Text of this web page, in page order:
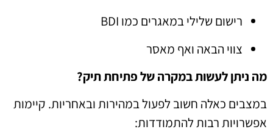
רישום שלילי במאגרים כמו BDI
צווי הבאה ואף מאסר
מה ניתן לעשות במקרה של פתיחת תיק?
במצבים כאלה חשוב לפעול במהירות ובאחריות. קיימות
אפשרויות רבות להתמודדות: